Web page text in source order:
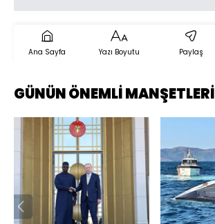
Ana Sayfa Yazı Boyutu Paylaş
GÜNÜN ÖNEMLİ MANŞETLERİ